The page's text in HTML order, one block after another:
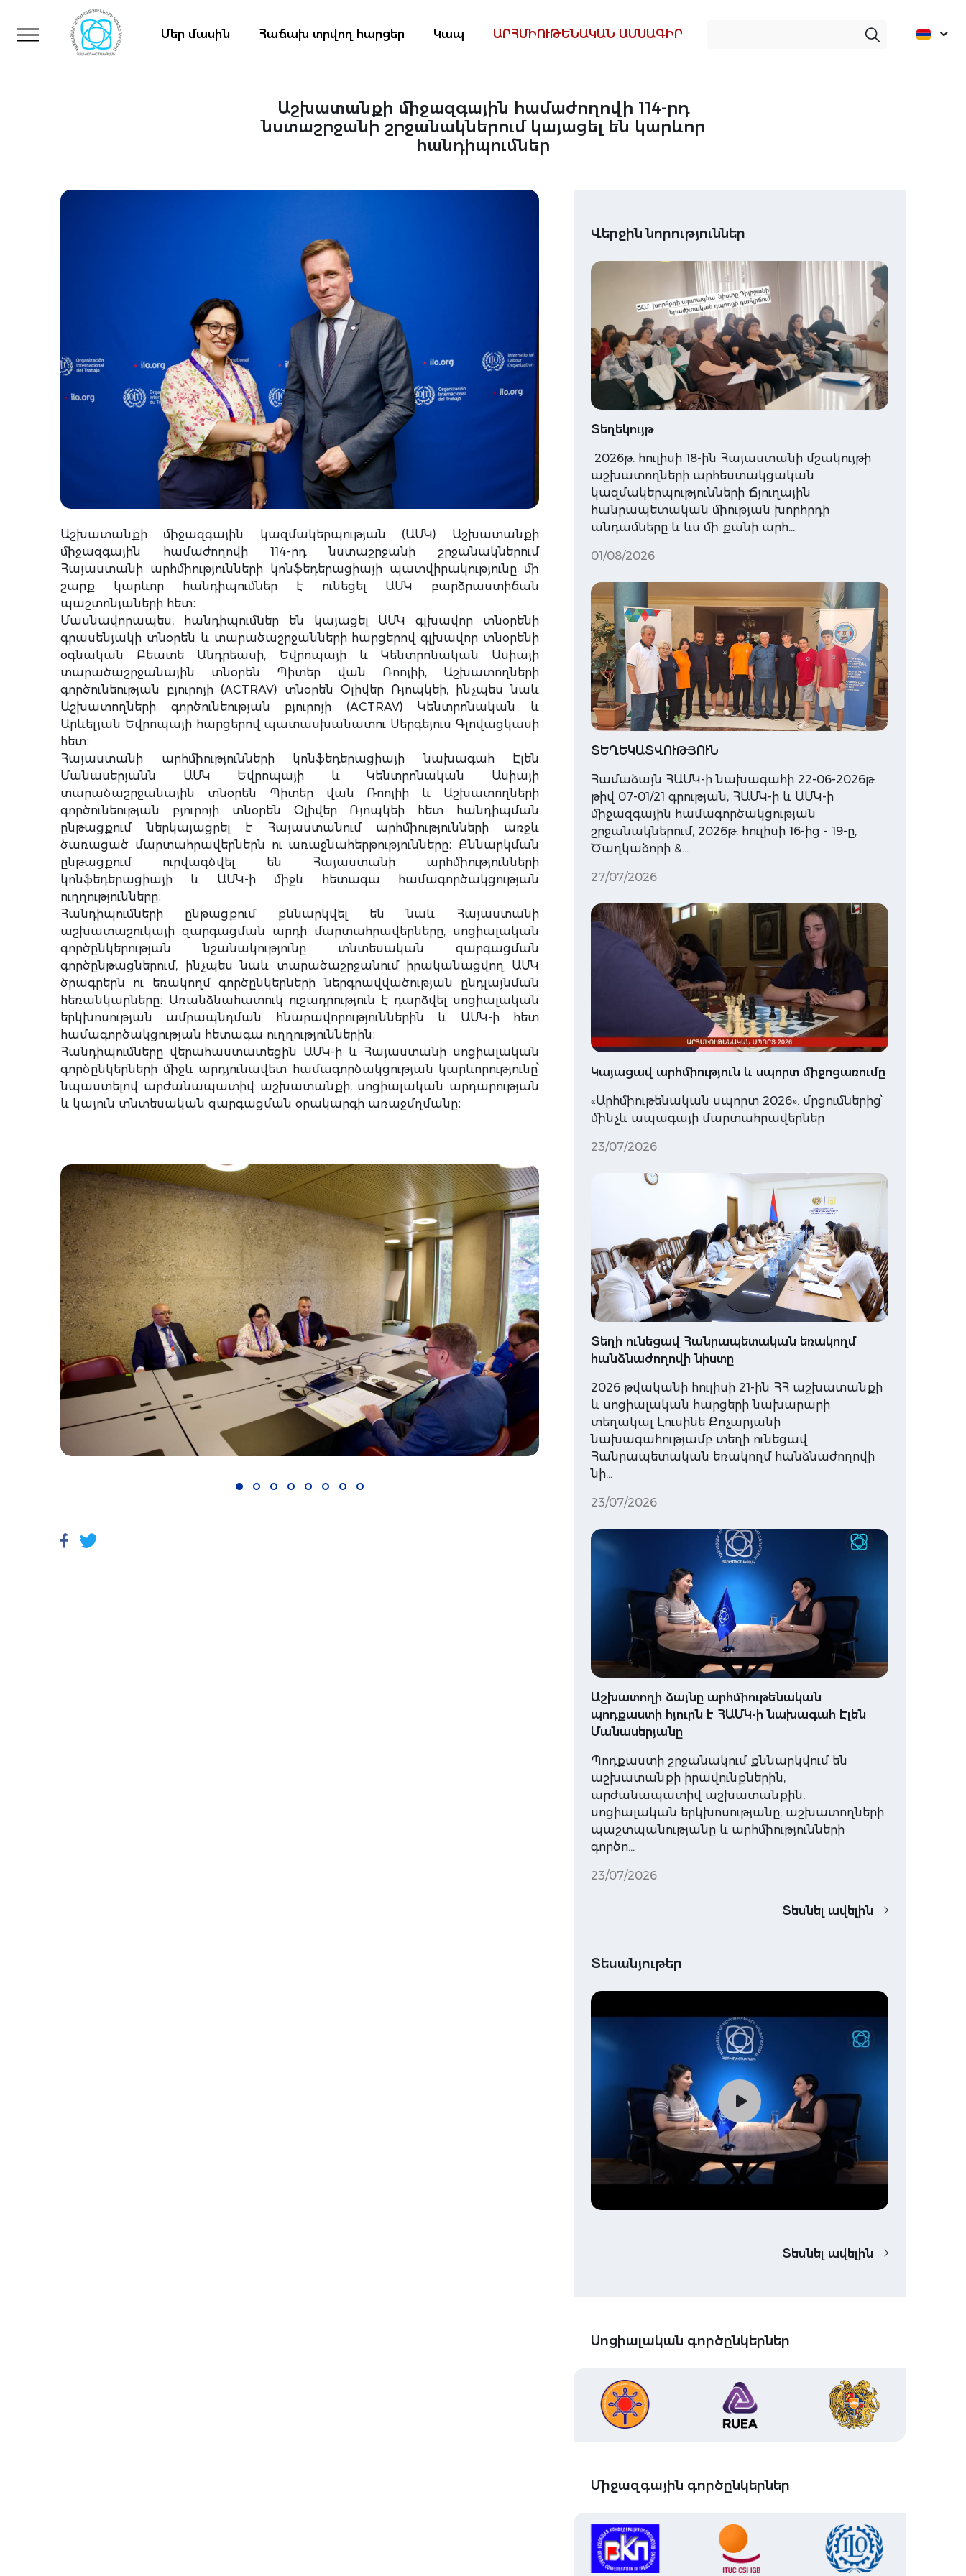
Մեր մասին Հաճախ տրվող հարցեր Կապ ԱՐՀՄԻՈՒԹԵՆԱԿԱՆ ԱՄՍԱԳԻՐ
Աշխատանքի միջազգային համաժողովի 114-րդ
նստաշրջանի շրջանակներում կայացել են կարևոր
հանդիպումներ
Աշխատանքի միջազգային կազմակերպության (ԱՄԿ) Աշխատանքի
միջազգային համաժողովի 114-րդ նստաշրջանի շրջանակներում
Հայաստանի արհմիությունների կոնֆեդերացիայի պատվիրակությունը մի
շարք կարևոր հանդիպումներ է ունեցել ԱՄԿ բարձրաստիճան
պաշտոնյաների հետ։
Մասնավորապես, հանդիպումներ են կայացել ԱՄԿ գլխավոր տնօրենի
գրասենյակի տնօրեն և տարածաշրջանների հարցերով գլխավոր տնօրենի
օգնական Բեատե Անդրեասի, Եվրոպայի և Կենտրոնական Ասիայի
տարածաշրջանային տնօրեն Պիտեր վան Ռոոյիի, Աշխատողների
գործունեության բյուրոյի (ACTRAV) տնօրեն Օլիվեր Ռյոպկեի, ինչպես նաև
Աշխատողների գործունեության բյուրոյի (ACTRAV) Կենտրոնական և
Արևելյան Եվրոպայի հարցերով պատասխանատու Սերգեյուս Գլովացկասի
հետ։
Հայաստանի արհմիությունների կոնֆեդերացիայի նախագահ Էլեն
Մանասերյանն ԱՄԿ Եվրոպայի և Կենտրոնական Ասիայի
տարածաշրջանային տնօրեն Պիտեր վան Ռոոյիի և Աշխատողների
գործունեության բյուրոյի տնօրեն Օլիվեր Ռյոպկեի հետ հանդիպման
ընթացքում ներկայացրել է Հայաստանում արհմիությունների առջև
ծառացած մարտահրավերներն ու առաջնահերթությունները։ Քննարկման
ընթացքում ուրվագծվել են Հայաստանի արհմիությունների
կոնֆեդերացիայի և ԱՄԿ-ի միջև հետագա համագործակցության
ուղղությունները։
Հանդիպումների ընթացքում քննարկվել են նաև Հայաստանի
աշխատաշուկայի զարգացման արդի մարտահրավերները, սոցիալական
գործընկերության նշանակությունը տնտեսական զարգացման
գործընթացներում, ինչպես նաև տարածաշրջանում իրականացվող ԱՄԿ
ծրագրերն ու եռակողմ գործընկերների ներգրավվածության ընդլայնման
հեռանկարները։ Առանձնահատուկ ուշադրություն է դարձվել սոցիալական
երկխոսության ամրապնդման հնարավորություններին և ԱՄԿ-ի հետ
համագործակցության հետագա ուղղություններին։
Հանդիպումները վերահաստատեցին ԱՄԿ-ի և Հայաստանի սոցիալական
գործընկերների միջև արդյունավետ համագործակցության կարևորությունը՝
նպաստելով արժանապատիվ աշխատանքի, սոցիալական արդարության
և կայուն տնտեսական զարգացման օրակարգի առաջմղմանը։
Վերջին նորություններ
Տեղեկույթ
2026թ. հուլիսի 18-ին Հայաստանի մշակույթի
աշխատողների արհեստակցական
կազմակերպությունների Ճյուղային
հանրապետական միության խորհրդի
անդամները և ևս մի քանի արհ…
01/08/2026
ՏԵՂԵԿԱՏՎՈՒԹՅՈՒՆ
Համաձայն ՀԱՄԿ-ի նախագահի 22-06-2026թ.
թիվ 07-01/21 գրության, ՀԱՄԿ-ի և ԱՄԿ-ի
միջազգային համագործակցության
շրջանակներում, 2026թ. հուլիսի 16-ից - 19-ը,
Ծաղկաձորի &…
27/07/2026
Կայացավ արհմիություն և սպորտ միջոցառումը
«Արհմիութենական սպորտ 2026». մրցումներից՝
մինչև ապագայի մարտահրավերներ
23/07/2026
Տեղի ունեցավ Հանրապետական եռակողմ
հանձնաժողովի նիստը
2026 թվականի հուլիսի 21-ին ՀՀ աշխատանքի
և սոցիալական հարցերի նախարարի
տեղակալ Լուսինե Քոչարյանի
նախագահությամբ տեղի ունեցավ
Հանրապետական եռակողմ հանձնաժողովի
նի…
23/07/2026
Աշխատողի ձայնը արհմիութենական
պոդքաստի հյուրն է ՀԱՄԿ-ի նախագահ Էլեն
Մանասերյանը
Պոդքաստի շրջանակում քննարկվում են
աշխատանքի իրավունքներին,
արժանապատիվ աշխատանքին,
սոցիալական երկխոսությանը, աշխատողների
պաշտպանությանը և արհմիությունների
գործո…
23/07/2026
Տեսնել ավելին
Տեսանյութեր
Տեսնել ավելին
Սոցիալական գործընկերներ
Միջազգային գործընկերներ